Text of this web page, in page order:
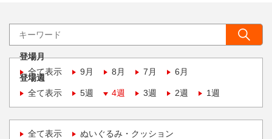
登場月
全て表示
9月 8月 7月 6月
登場週
全て表示
5週 4週 3週 2週 1週
全て表示 ぬいぐるみ・クッション